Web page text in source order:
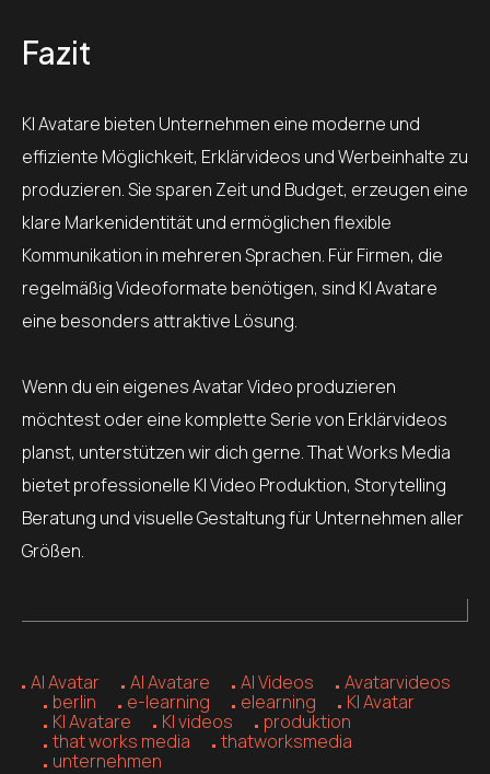
Fazit
KI Avatare bieten Unternehmen eine moderne und
effiziente Möglichkeit, Erklärvideos und Werbeinhalte zu
produzieren. Sie sparen Zeit und Budget, erzeugen eine
klare Markenidentität und ermöglichen flexible
Kommunikation in mehreren Sprachen. Für Firmen, die
regelmäßig Videoformate benötigen, sind KI Avatare
eine besonders attraktive Lösung.
Wenn du ein eigenes Avatar Video produzieren
möchtest oder eine komplette Serie von Erklärvideos
planst, unterstützen wir dich gerne. That Works Media
bietet professionelle KI Video Produktion, Storytelling
Beratung und visuelle Gestaltung für Unternehmen aller
Größen.
AI Avatar AI Avatare AI Videos
Avatarvideos
berlin
e-learning elearning
KI Avatar
KI Avatare
KI videos
produktion
that works media
thatworksmedia
unternehmen